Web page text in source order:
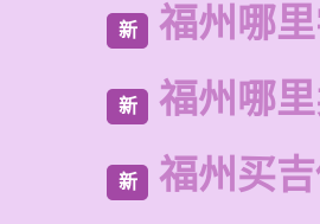
新 福州哪
新 福州哪
新 福州买